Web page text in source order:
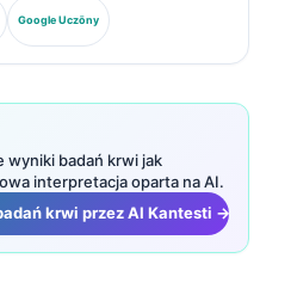
Chemii Klinicznej,
paneli diagnostycznych,
Google Uczōny
wyniki badań krwi jak
interpretacja oparta na AI.
krwi przez AI Kantesti →